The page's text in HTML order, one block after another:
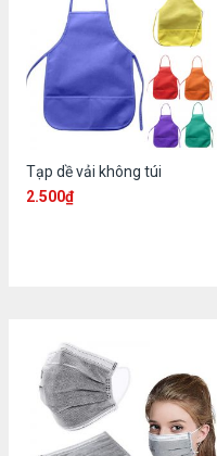
Tạp dề vải không túi
2.500₫